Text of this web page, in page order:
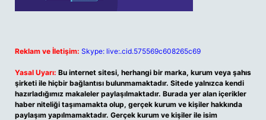
Reklam ve İletişim: Skype: live:.cid.575569c608265c69
Yasal Uyarı: Bu internet sitesi, herhangi bir marka, kurum veya şahıs
şirketi ile hiçbir bağlantısı bulunmamaktadır. Sitede yalnızca kendi
hazırladığımız makaleler paylaşılmaktadır. Burada yer alan içerikler
haber niteliği taşımamakta olup, gerçek kurum ve kişiler hakkında
paylaşım yapılmamaktadır. Gerçek kurum ve kişiler ile isim